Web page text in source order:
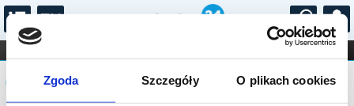
Zgoda Szczegóły O plikach cookies
...
FILHARMONIA OPERA I BALET
STAND-UP
DLA DZIECI
Komunikat